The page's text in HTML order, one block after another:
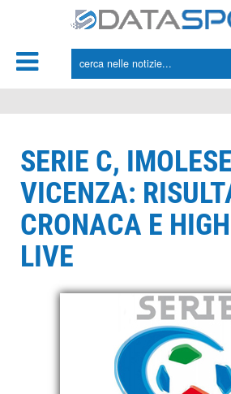
SERIE C,
VICENZA:
CRONACA E
LIVE